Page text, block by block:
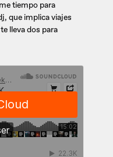
tiempo para
que implica viajes
lleva dos para